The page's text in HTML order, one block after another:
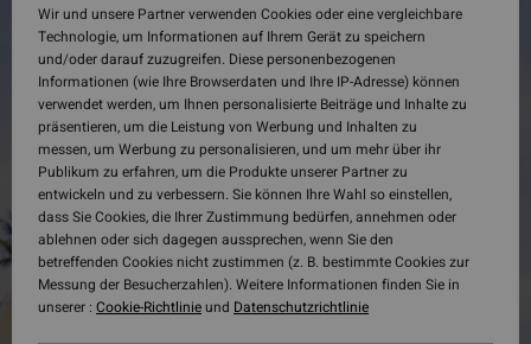
Wir und unsere Partner verwenden Cookies oder eine vergleichbare
Technologie, um Informationen auf Ihrem Gerät zu speichern
und/oder darauf zuzugreifen. Diese personenbezogenen
Informationen (wie Ihre Browserdaten und Ihre IP-Adresse) können
verwendet werden, um Ihnen personalisierte Beiträge und Inhalte zu
präsentieren, um die Leistung von Werbung und Inhalten zu
messen, um Werbung zu personalisieren, und um mehr über ihr
Publikum zu erfahren, um die Produkte unserer Partner zu
entwickeln und zu verbessern. Sie können Ihre Wahl so einstellen,
dass Sie Cookies, die Ihrer Zustimmung bedürfen, annehmen oder
ablehnen oder sich dagegen aussprechen, wenn Sie den
betreffenden Cookies nicht zustimmen (z. B. bestimmte Cookies zur
Messung der Besucherzahlen). Weitere Informationen finden Sie in
unserer : Cookie-Richtlinieund Datenschutzrichtlinie